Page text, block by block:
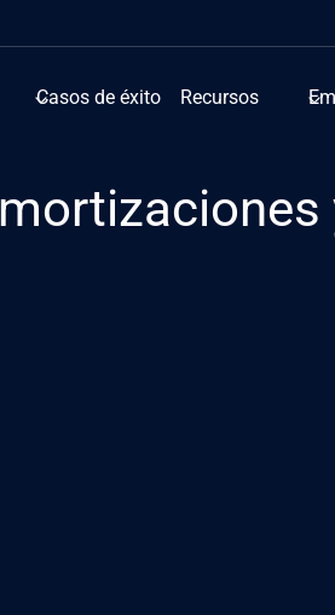
Casos de éxito Recursos